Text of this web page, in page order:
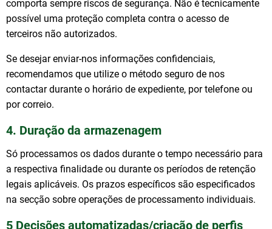
comporta sempre riscos de segurança. Não é tecnicamente
possível uma proteção completa contra o acesso de
terceiros não autorizados.
Se desejar enviar-nos informações confidenciais,
recomendamos que utilize o método seguro de nos
contactar durante o horário de expediente, por telefone ou
por correio.
4. Duração da armazenagem
Só processamos os dados durante o tempo necessário para
a respectiva finalidade ou durante os períodos de retenção
legais aplicáveis. Os prazos específicos são especificados
na secção sobre operações de processamento individuais.
5 Decisões automatizadas/criação de perfis